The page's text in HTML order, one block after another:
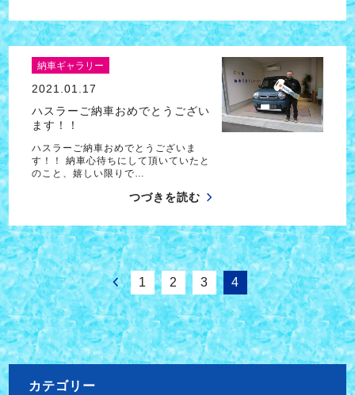
納車ギャラリー
2021.01.17
ハスラーご納車おめでとうござい
ます！！
ハスラーご納車おめでとうございま
す！！ 納車心待ちにして頂いていたと
のこと、嬉しい限りで…
つづきを読む
1 2 3 4
カテゴリー